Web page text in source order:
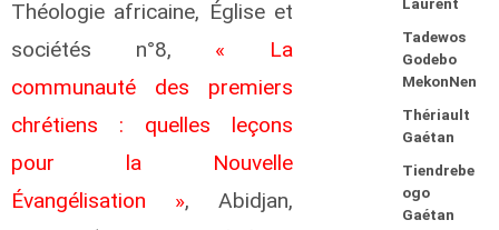
Théologie africaine, Église et
sociétés n°8, « La
communauté des premiers
chrétiens : quelles leçons
pour la Nouvelle
Évangélisation », Abidjan,
Laurent
Tadewos
Godebo
MekonNen
Thériault
Gaétan
Tiendrebe
ogo
Gaétan